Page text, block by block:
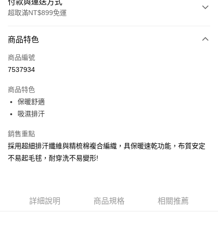
付款與運送方式
超取滿NT$899免運
信用卡一次付款
超商取貨付款
街口支付
悠遊付
AFTEE先享後付
相關說明
【關於「AFTEE先享後付」】
３．安心：先確認商品／服務後，再付款。
全家取貨付款
商品特色
商品編號
7537934
商品特色
保暖舒適
吸濕排汗
銷售重點
採用超細排汗纖維與精梳棉複合編織，具保暖速乾功能，布質安定
不易起毛毬，耐穿洗不易變形!
詳細說明 商品規格 相關推薦